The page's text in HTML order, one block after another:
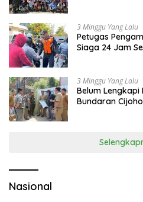
3 Minggu Yang Lalu
Petugas
Siaga 24 Jam
3 Minggu Yang Lalu
Belum Lengkapi
Bundaran
Nasional